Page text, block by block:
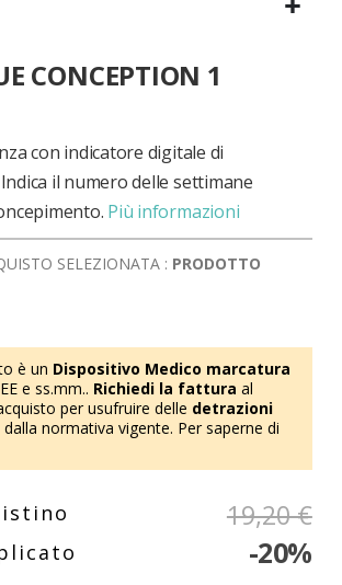
CONCEPTION 1
con indicatore digitale di
il numero delle settimane
Più informazioni
SELEZIONATA : PRODOTTO
è un Dispositivo Medico marcatura
e ss.mm.. Richiedi la fattura al
per usufruire delle detrazioni
normativa vigente. Per saperne di
19,20 €
-20%